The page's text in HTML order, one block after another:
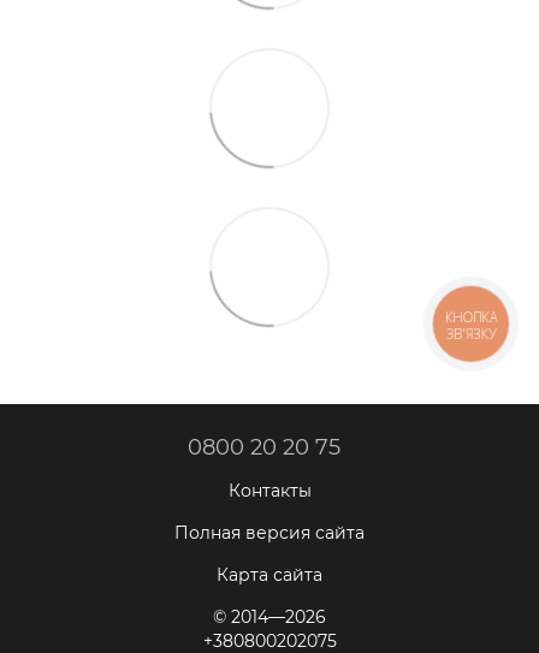
0800 20 20 75
Контакты
Полная версия сайта
Карта сайта
© 2014—2026
+380800202075
КНОПКА
ЗВ'ЯЗКУ